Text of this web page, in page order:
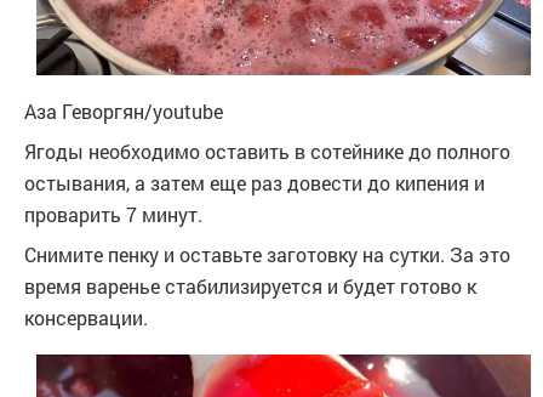
Аза Геворгян/youtube
Ягоды необходимо оставить в сотейнике до полного
остывания, а затем еще раз довести до кипения и
проварить 7 минут.
Снимите пенку и оставьте заготовку на сутки. За это
время варенье стабилизируется и будет готово к
консервации.